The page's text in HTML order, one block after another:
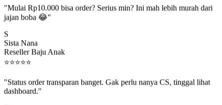
jajan boba 😂"
Sista Nana
Reseller Baju Anak
⭐⭐⭐⭐⭐
dashboard."